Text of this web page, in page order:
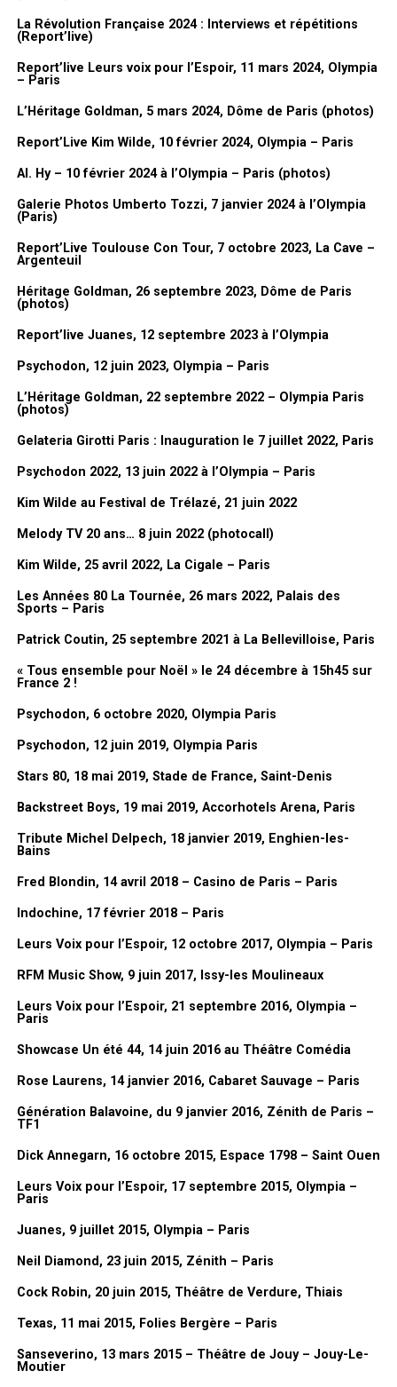
Vidéo
Setlist du concert
Une histoire (Wilfried / François Corbier)
Pour Dieu (François Corbier)
Dis Papa (François Corbier / Fred Perriot)
Repenti (François Corbier)
Virginie (François Corbier)
Chansons Flash (François Corbier)
Les Huns (François Corbier)
Boite à Musique (François Corbier / Wilfried / Marc Momdjian)
Les Malheurs de Candy (François Corbier)
La petite chanson pour Isabelle (François Corbier)
La Dame sous la pluie (François Corbier)
Plante un jardin (François Corbier)
Liens
Wilfried / Autour de Corbier : wilfried-autour-de-corbier.com
WILFRIED
A LIRE AUSSI
Balavoine, ma bataille – 25 septembre 2025 (Beauvais)
« Merci Dorothée », enregistrement de l’émission, 26
novembre 2024 – Report’live photos
Et puis le problème, le plateau. Il ne faut jamais arrêter de
dessiner pendant toute la durée de l’émission. Parce que
Dorothée, elle aimait bien :
« Qu’est-ce que tu nous as préparé GDB
? ». Donc il fallait toujours avoir quelque chose de prêt en fait,
même si elle venait pas, on ne le savait pas. Il fallait réagir à tout
ce qui se passait tout le temps. Donc moi je dessinais pendant
trois heures non-stop.
FanMusik : Présentation de l’expo dans l’expo. Donc tu as
choisi un dessin, est-ce que tu peux nous en parler
rapidement ?
Lionel Gédébé :En fait là ce que j’ai
dessins du plateau parce que quand
280 je crois. Donc ça fait beaucoup.
J’en ai choisi quelques-uns que
faire ce qu’on appelle des pêle-mêle
c’est assez drôle et il y en a
tellement. Le problème des dessins
comme ça, c’est qu’ils sont liés à l’actualité, donc c’est plus
compliqué à comprendre hors du contexte. Et les petits poissons,
j’avais fait le décor pour le premier avril dans le
on avait fait des grands poissons sur le plateau. Ils étaient en
grand en fait à l’époque.
C’est un bon souvenir du
Club Dorothée.
Dessin de Lionel Gédébé, Vernissage de l’exposition « Mes années
présenter en quelques mots ?
rétrospective de tout ça, de toutes
sur ces années à la télé. Et puis
toujours parce que Dorothée, je l’ai
que le premier album,Les Jardins des
après il y a eu les albums, les
quand Cabua suggéré que je le
remplace à TF1.
Et après il y a eu les bandes dessinées. Il y a eu lesDorothée Jeux
lesDorothée Magazines, les BD, et puis le clip de
. Justement, je demandais à Jean-Luc parce que je ne m’en
rappelais pas. Je l’ai vu il n’y a pas longtemps et je lui ai demandé :
La Révolution Française 2024 : Interviews et répétitions
(Report’live)
Report’live Leurs voix pour l’Espoir, 11 mars 2024, Olympia
– Paris
L’Héritage Goldman, 5 mars 2024, Dôme de Paris (photos)
Report’Live Kim Wilde, 10 février 2024, Olympia – Paris
Al. Hy – 10 février 2024 à l’Olympia – Paris (photos)
Galerie Photos Umberto Tozzi, 7 janvier 2024 à l’Olympia
(Paris)
Report’Live Toulouse Con Tour, 7 octobre 2023, La Cave –
Argenteuil
Héritage Goldman, 26 septembre 2023, Dôme de Paris
(photos)
Report’live Juanes, 12 septembre 2023 à l’Olympia
Psychodon, 12 juin 2023, Olympia – Paris
L’Héritage Goldman, 22 septembre 2022 – Olympia Paris
(photos)
Gelateria Girotti Paris : Inauguration le 7 juillet 2022, Paris
Psychodon 2022, 13 juin 2022 à l’Olympia – Paris
Kim Wilde au Festival de Trélazé, 21 juin 2022
Melody TV 20 ans… 8 juin 2022 (photocall)
Kim Wilde, 25 avril 2022, La Cigale – Paris
Les Années 80 La Tournée, 26 mars 2022, Palais des
Sports – Paris
Patrick Coutin, 25 septembre 2021 à La Bellevilloise, Paris
« Tous ensemble pour Noël » le 24 décembre à 15h45 sur
France 2 !
Psychodon, 6 octobre 2020, Olympia Paris
Psychodon, 12 juin 2019, Olympia Paris
Stars 80, 18 mai 2019, Stade de France, Saint-Denis
Backstreet Boys, 19 mai 2019, Accorhotels Arena, Paris
Tribute Michel Delpech, 18 janvier 2019, Enghien-les-
Bains
Fred Blondin, 14 avril 2018 – Casino de Paris – Paris
Indochine, 17 février 2018 – Paris
Leurs Voix pour l’Espoir, 12 octobre 2017, Olympia – Paris
RFM Music Show, 9 juin 2017, Issy-les Moulineaux
Leurs Voix pour l’Espoir, 21 septembre 2016, Olympia –
Paris
Showcase Un été 44, 14 juin 2016 au Théâtre Comédia
Rose Laurens, 14 janvier 2016, Cabaret Sauvage – Paris
Génération Balavoine, du 9 janvier 2016, Zénith de Paris –
TF1
Dick Annegarn, 16 octobre 2015, Espace 1798 – Saint Ouen
Leurs Voix pour l’Espoir, 17 septembre 2015, Olympia –
Paris
Juanes, 9 juillet 2015, Olympia – Paris
Neil Diamond, 23 juin 2015, Zénith – Paris
Cock Robin, 20 juin 2015, Théâtre de Verdure, Thiais
Texas, 11 mai 2015, Folies Bergère – Paris
Sanseverino, 13 mars 2015 – Théâtre de Jouy – Jouy-Le-
Moutier